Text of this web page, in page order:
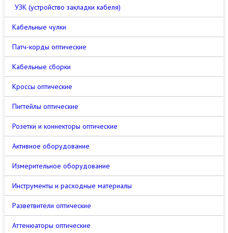
УЗК (устройство закладки кабеля)
Кабельные чулки
Патч-корды оптические
Кабельные сборки
Кроссы оптические
Пигтейлы оптические
Розетки и коннекторы оптические
Активное оборудование
Измерительное оборудование
Инструменты и расходные материалы
Разветвители оптические
Аттенюаторы оптические